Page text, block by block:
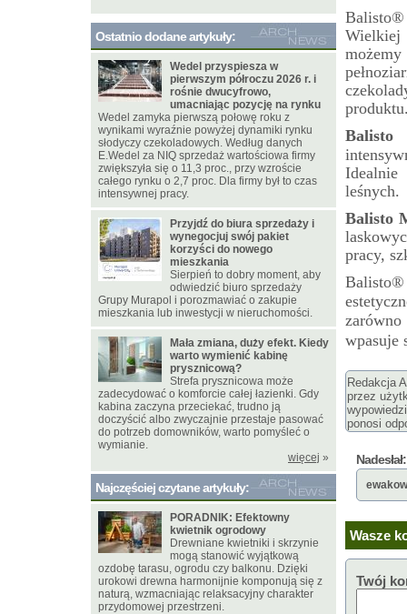
Balisto®
Wielkiej
Balisto
Idealnie
leśnych.
Balisto
pracy,
Balisto®
wpasuje
Redakcja
przez
ponosi
Nadesłał:
Wasze
Twój
Ostatnio dodane artykuły:
Wedel przyspiesza w
pierwszym półroczu 2026 r. i
rośnie dwucyfrowo,
umacniając pozycję na rynku
Wedel zamyka pierwszą połowę roku z
wynikami wyraźnie powyżej dynamiki rynku
słodyczy czekoladowych. Według danych
E.Wedel za NIQ sprzedaż wartościowa firmy
zwiększyła się o 11,3 proc., przy wzroście
całego rynku o 2,7 proc. Dla firmy był to czas
intensywnej pracy.
Przyjdź do biura sprzedaży i
wynegocjuj swój pakiet
korzyści do nowego
mieszkania
Sierpień to dobry moment, aby
odwiedzić biuro sprzedaży
Grupy Murapol i porozmawiać o zakupie
mieszkania lub inwestycji w nieruchomości.
Mała zmiana, duży efekt. Kiedy
warto wymienić kabinę
prysznicową?
Strefa prysznicowa może
zadecydować o komforcie całej łazienki. Gdy
kabina zaczyna przeciekać, trudno ją
doczyścić albo zwyczajnie przestaje pasować
do potrzeb domowników, warto pomyśleć o
wymianie.
więcej »
Najczęściej czytane artykuły:
PORADNIK: Efektowny
kwietnik ogrodowy
Drewniane kwietniki i skrzynie
mogą stanowić wyjątkową
ozdobę tarasu, ogrodu czy balkonu. Dzięki
urokowi drewna harmonijnie komponują się z
naturą, wzmacniając relaksacyjny charakter
przydomowej przestrzeni.